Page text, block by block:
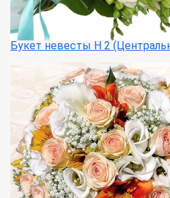
Букет невесты Н 2